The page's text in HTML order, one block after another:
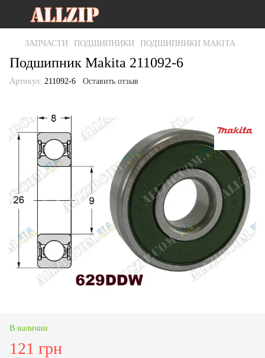
ЗАПЧАСТИ ПОДШИПНИКИ ПОДШИПНИКИ MAKITA
Подшипник Makita 211092-6
Артикул: 211092-6 Оставить отзыв
В наличии
121 грн